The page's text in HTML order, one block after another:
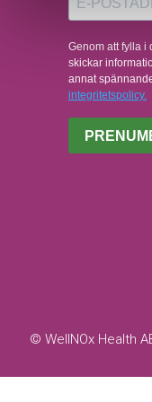
© WellNOx Health